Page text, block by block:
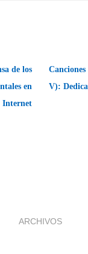
de los
en
Internet
V):
ARCHIVOS